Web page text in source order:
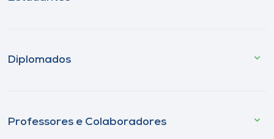
Diplomados
Professores e Colaboradores